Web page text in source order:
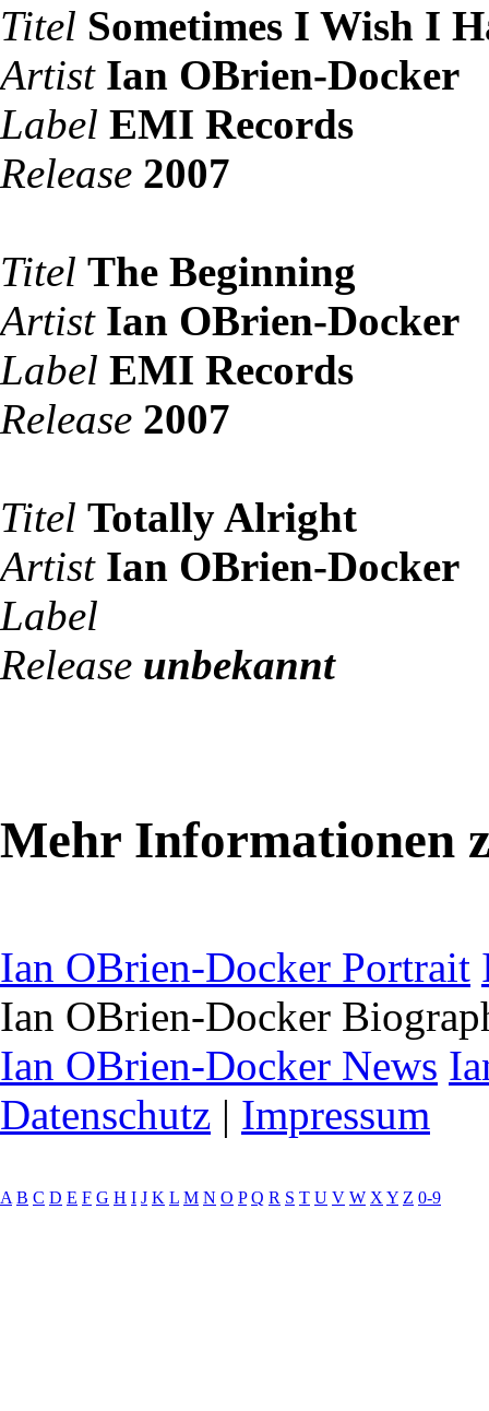
Titel Sometimes I Wish I
Artist Ian OBrien-Docker
Label EMI Records
Release 2007
Titel The Beginning
Artist Ian OBrien-Docker
Label EMI Records
Release 2007
Titel Totally Alright
Artist Ian OBrien-Docker
Label
Release unbekannt
Mehr Informationen
Ian OBrien-Docker Portrait
Ian OBrien-Docker
Ian OBrien-Docker News
Datenschutz | Impressum
A B C D E F G H I J K L M N O P Q R S T U V W X Y Z 0-9